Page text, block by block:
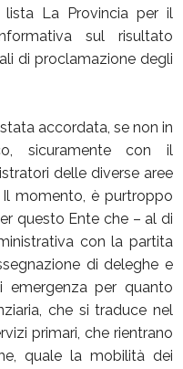
La Provincia per il
sul risultato
di proclamazione degli
accordata, se non in
sicuramente con il
delle diverse aree
momento, è purtroppo
questo Ente che – al di
con la partita
di deleghe e
per quanto
che si traduce nel
primari, che rientrano
quale la mobilità dei